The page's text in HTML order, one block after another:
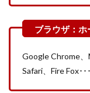
Google Chrome
Safari、Fire Fox･･･